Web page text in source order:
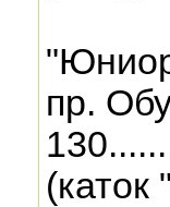
пр.
(каток